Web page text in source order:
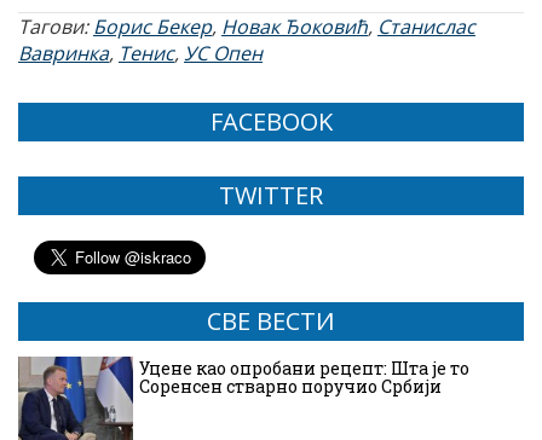
Тагови:Борис Бекер, Новак Ђоковић, Станислас
Вавринка, Тенис,УС Опен
FACEBOOK
TWITTER
СВЕ ВЕСТИ
Уцене као опробани рецепт: Шта је то
Соренсен стварно поручио Србији